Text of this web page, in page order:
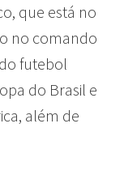
que está no
no comando
futebol
do Brasil e
além de